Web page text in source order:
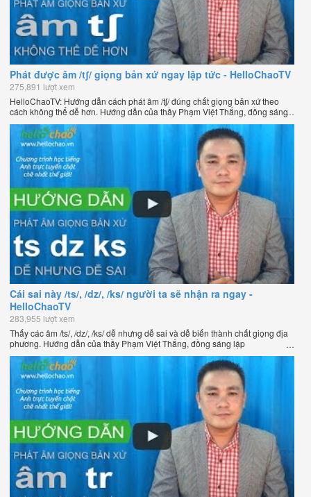
Phát được âm /tʃ/ giọng bản xứ ngay lập tức - HelloChaoTV
275,891 lượt xem
HelloChaoTV: Hướng dẫn cách phát âm /tʃ/ đúng chất giọng bản xứ theo
cách không thể dễ hơn. Hướng dẫn của thầy Phạm Việt Thắng, đồng sáng
lập HelloChao.vn - Chương trình dạy tiếng Anh trực tuyến chặt chẽ nhất
thế giới.
Cái sai này /ts/, /dz/, /ks/ người ta sẽ nhận ra ngay -
HelloChaoTV
283,955 lượt xem
Thấy các âm /ts/, /dz/, /ks/ dễ nhưng dễ sai và dễ biến thành chất giọng địa
phương. Hướng dẫn của thầy Phạm Việt Thắng, đồng sáng lập
HelloChao.vn - Chương trình dạy tiếng Anh trực tuyến chặt chẽ nhất thế
giới.